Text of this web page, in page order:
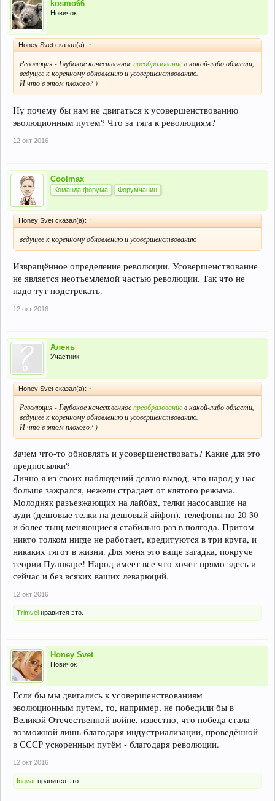
kosmo66
Новичок
Honey Svet сказал(а): ↑
Революция - Глубокое качественноепреобразованиев какой-либо области,
ведущее к коренному обновлению и усовершенствованию.
И что в этом плохого? )
Ну почему бы нам не двигаться к усовершенствованию
эволюционным путем? Что за тяга к революциям?
12 окт 2016
Coolmax
Команда форума Форумчанин
Honey Svet сказал(а): ↑
ведущее к коренному обновлению и усовершенствованию
Извращённое определение революции. Усовершенствование
не является неотъемлемой частью революции. Так что не
надо тут подстрекать.
12 окт 2016
Алень
Участник
Honey Svet сказал(а): ↑
Революция - Глубокое качественноепреобразованиев какой-либо области,
ведущее к коренному обновлению и усовершенствованию.
И что в этом плохого? )
Зачем что-то обновлять и усовершенствовать? Какие для это
предпосылки?
Лично я из своих наблюдений делаю вывод, что народ у нас
больше зажрался, нежели страдает от клятого режыма.
Молодняк разъезжающих на лайбах, телки насосавшие на
ауди (дешовые телки на дешовый айфон), телефоны по 20-30
и более тыщ меняющиеся стабильно раз в полгода. Притом
никто толком нигде не работает, кредитуются в три круга, и
никаких тягот в жизни. Для меня это ваще загадка, покруче
теории Пуанкаре! Народ имеет все что хочет прямо здесь и
сейчас и без всяких ваших леварюций.
12 окт 2016
Trimvel нравится это.
Honey Svet
Новичок
Если бы мы двигались к усовершенствованиям
эволюционным путем, то, например, не победили бы в
Великой Отечественной войне, известно, что победа стала
возможной лишь благодаря индустриализации, проведённой
в СССР ускоренным путём - благодаря революции.
12 окт 2016
Ingvar нравится это.